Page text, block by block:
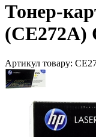
Тонер-
(CE272A)
Артикул товару: